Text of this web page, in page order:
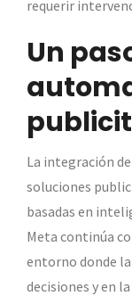
requerir
Un
La integración
soluciones
basadas en
Meta continúa
entorno donde
decisiones y en